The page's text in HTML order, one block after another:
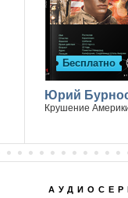
Бесплатно
Юрий
Крушение